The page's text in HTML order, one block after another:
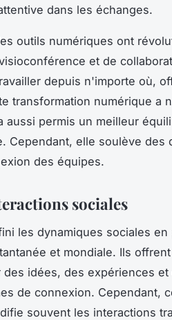
dans les échanges.
outils numériques ont
et de
depuis n'importe où,
transformation numérique a
aussi permis un meilleur
Cependant, elle soulève des
des équipes.
sociales
les dynamiques sociales en
et mondiale. Ils
idées, des expériences
de connexion. Cependant,
souvent les interactions